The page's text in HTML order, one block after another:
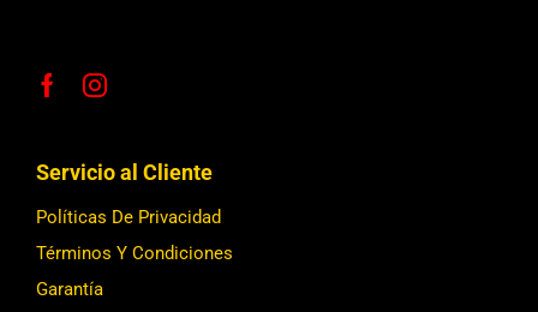
Servicio al Cliente
Políticas De Privacidad
Términos Y Condiciones
Garantía